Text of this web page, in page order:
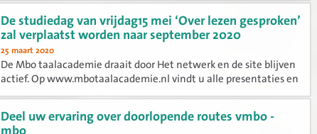
met webinars. Wel...
De studiedag van vrijdag15 mei ‘Over lezen gesproken’
zal verplaatst worden naar september 2020
25 maart 2020
De Mbo taalacademie draait door Het netwerk en de site blijven
actief. Op www.mbotaalacademie.nl vindt u alle presentaties en
documenten van de afgelopen 12 jaar, actuele nieuwsberichten.
Ook kunt u een oproep plaatsen. De kracht van de academie...
Deel uw ervaring over doorlopende routes vmbo -